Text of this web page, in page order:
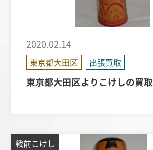
2020.02.14
東京都大田区 出張買取
東京都大田区よりこけしの買取
戦前こけし